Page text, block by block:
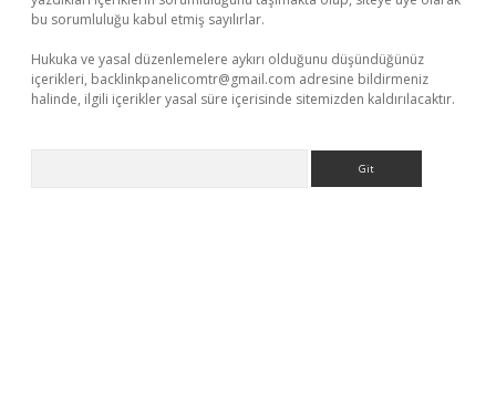
bu sorumluluğu kabul etmiş sayılırlar.
Hukuka ve yasal düzenlemelere aykırı olduğunu düşündüğünüz
içerikleri, backlinkpanelicomtr@gmail.com adresine bildirmeniz
halinde, ilgili içerikler yasal süre içerisinde sitemizden kaldırılacaktır.